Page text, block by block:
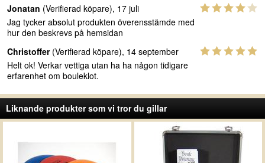
Jonatan (Verifierad köpare), 17 juli
Jag tycker absolut produkten överensstämde med
hur den beskrevs på hemsidan
Christoffer(Verifierad köpare), 14 september
Helt ok! Verkar vettiga utan ha ha någon tidigare
erfarenhet om bouleklot.
Liknande produkter som vi tror du gillar